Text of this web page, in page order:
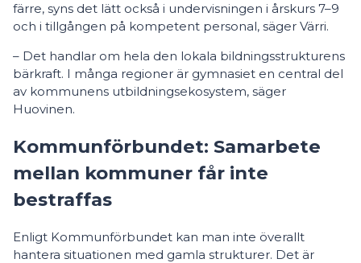
färre, syns det lätt också i undervisningen i årskurs 7–9
och i tillgången på kompetent personal, säger Värri.
– Det handlar om hela den lokala bildningsstrukturens
bärkraft. I många regioner är gymnasiet en central del
av kommunens utbildningsekosystem, säger
Huovinen.
Kommunförbundet: Samarbete
mellan kommuner får inte
bestraffas
Enligt Kommunförbundet kan man inte överallt
hantera situationen med gamla strukturer. Det är